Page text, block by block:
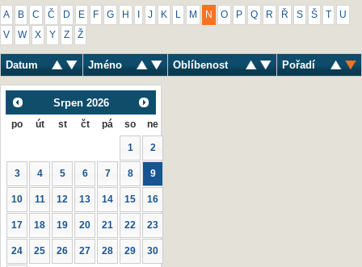
A B C Č D E F G H J K M N O P Q R Ř S Š U
V W X Y Z Ž
Datum Jméno Oblíbenost Pořadí
Srpen 2026
po út st čt pá so ne
1 2
3 4 5 6 7 8 9
10 11 12 13 14 15 16
17 18 19 20 21 22 23
24 25 26 27 28 29 30